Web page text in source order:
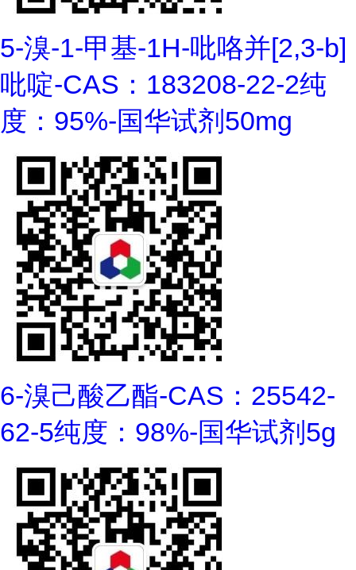
5-溴-1-甲基-1H-吡咯并[2,3-b]
吡啶-CAS：183208-22-2纯
度：95%-国华试剂50mg
6-溴己酸乙酯-CAS：25542-
62-5纯度：98%-国华试剂5g